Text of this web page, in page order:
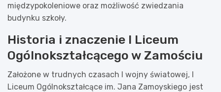
międzypokoleniowe oraz możliwość zwiedzania
budynku szkoły.
Historia i znaczenie I Liceum
Ogólnokształcącego w Zamościu
Założone w trudnych czasach I wojny światowej, I
Liceum Ogólnokształcące im. Jana Zamoyskiego jest